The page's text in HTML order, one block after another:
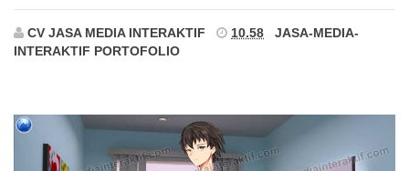
CV JASA MEDIA INTERAKTIF 10.58
JASA-MEDIA-
INTERAKTIF PORTOFOLIO